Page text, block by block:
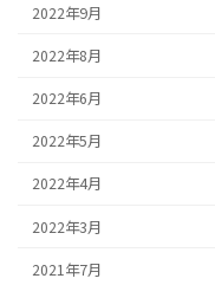
2022年9月
2022年8月
2022年6月
2022年5月
2022年4月
2022年3月
2021年7月